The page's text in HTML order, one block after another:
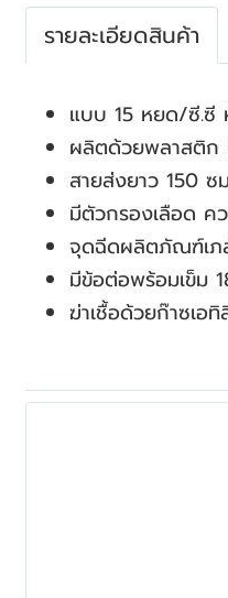
รายละเอียดสินค้า
แบบ 15 หยด/ซี.ซี
ผลิตด้วยพลาสติก
สายส่งยาว 150 ซ
มีตัวกรองเลือด ค
จุดฉีดผลิตภัณฑ์เภ
มีข้อต่อพร้อมเข็ม
ฆ่าเชื้อด้วยก๊าซเอ